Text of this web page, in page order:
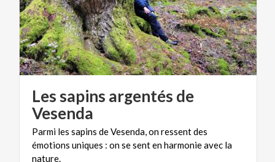
Les sapins argentés de
Vesenda
Parmi les sapins de Vesenda, on ressent des
émotions uniques : on se sent en harmonie avec la
nature.